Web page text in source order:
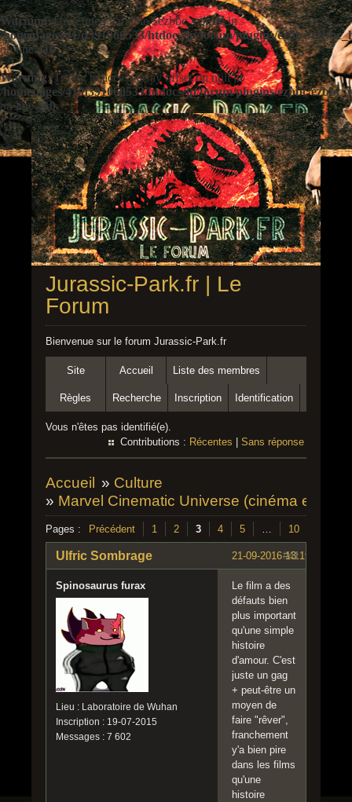
Warning: Undefined variable $ezbbc_config in
/homepages/41/d391060533/htdocs/jp/forum/plugins/ezbbc/
on line410
Warning: Trying to access array offset on null in
/homepages/41/d391060533/htdocs/jp/forum/plugins/ezbbc/
on line410
Jurassic-Park.fr | Le
Forum
Bienvenue sur le forum Jurassic-Park.fr
Site Accueil Liste des membres
Règles Recherche Inscription Identification
Vous n'êtes pas identifié(e).
Contributions : Récentes Sans réponse
Accueil » Culture
» Marvel Cinematic Universe (cinéma et
Pages : Précédent 1 2 3 4 5 … 10
#41
21-09-2016 13:19:19
Ulfric Sombrage
Spinosaurus furax
Lieu : Laboratoire de Wuhan
Inscription : 19-07-2015
Messages : 7 602
Le film a des
défauts bien
plus important
qu'une simple
histoire
d'amour. C'est
juste un gag
+ peut-être un
moyen de
faire "rêver",
franchement
y'a bien pire
dans les films
qu'une
histoire